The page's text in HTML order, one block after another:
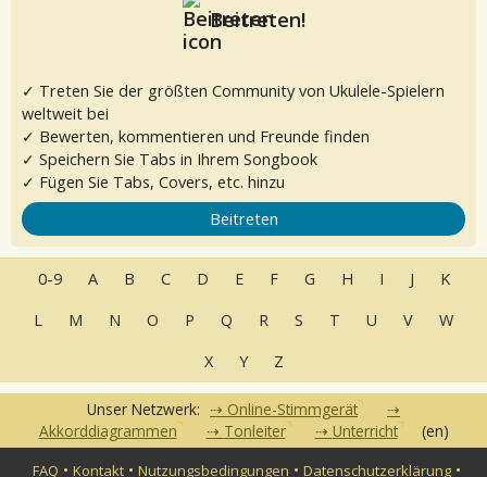
Beitreten!
✓ Treten Sie der größten Community von Ukulele-Spielern
weltweit bei
✓ Bewerten, kommentieren und Freunde finden
✓ Speichern Sie Tabs in Ihrem Songbook
✓ Fügen Sie Tabs, Covers, etc. hinzu
Beitreten
0-9 A B C D E F G H I J
K
L
M N O P Q R S T U V
W
X
Y Z
Unser Netzwerk:
Online-Stimmgerät
Akkorddiagrammen
Tonleiter Unterricht (en)
FAQ •Kontakt •Nutzungsbedingungen •Datenschutzerklärung •